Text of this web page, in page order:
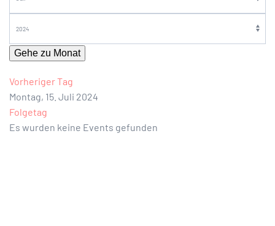
Gehe zu Monat
Vorheriger Tag
Montag, 15. Juli 2024
Folgetag
Es wurden keine Events gefunden